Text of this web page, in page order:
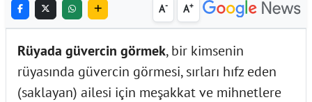
A- A+
Rüyada güvercin görmek, bir kimsenin
rüyasında güvercin görmesi, sırları hıfz eden
(saklayan) ailesi için meşakkat ve mihnetlere